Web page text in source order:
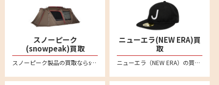
スノーピーク
(snowpeak)買取
スノーピーク製品の買取ならsnowpeak買取専門リムーブにお任せ。スノーピークを売るなら、まずはリムーブにご相談ください。アメニティドーム、リビングシェル、ランドロック、タープ、焚火台、IGTシリーズなどの定番モデルから、Pro.ライン、Pro.airライン、Ivoryラインなど各種製品を喜んで買取致します。廃盤品などや希少モデルもお任せください。全国対応で送料・手数料無料の宅配買取はこちら
ニューエラ(NEW ERA)買
取
ニューエラ（NEW ERA）の買取ならリムーブ。キャップやアパレル、ゴルフアイテムなどの商品を高く売るなら宅配買取がおすすめ。ブランド品の査定なら専門店へ。送料や手数料など一切無料です